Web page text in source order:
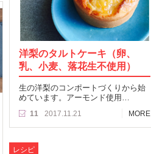
洋梨のタルトケーキ（卵、
乳、小麦、落花生不使用）
生の洋梨のコンポートづくりから始
めています。アーモンド使用…
11 2017.11.21 MORE
レシピ